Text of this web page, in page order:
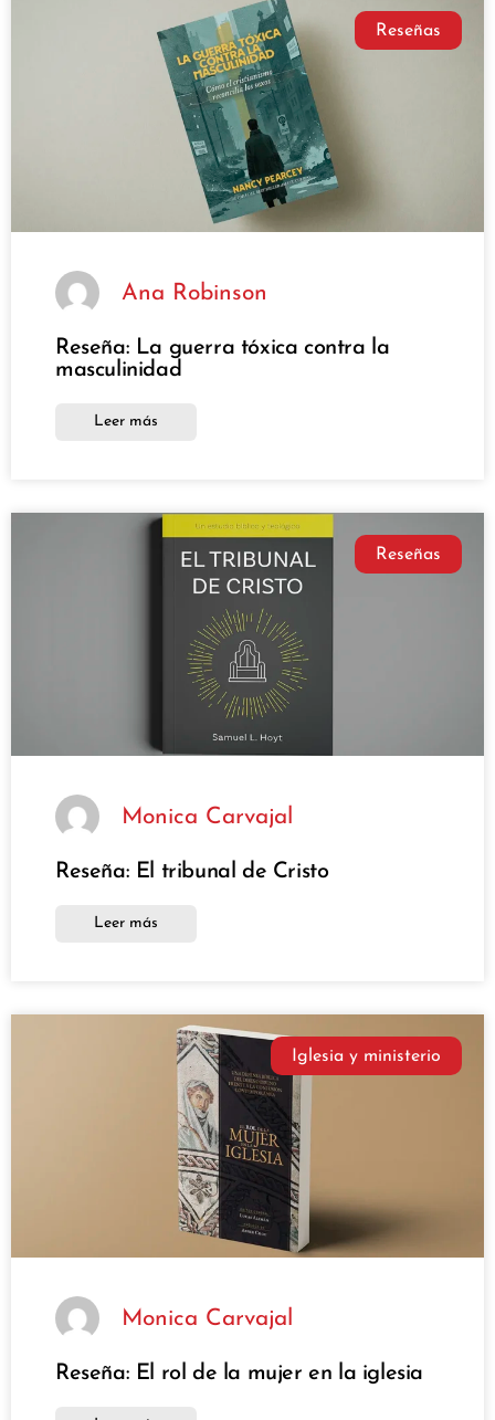
Reseñas
Ana Robinson
Reseña: La guerra tóxica contra la
masculinidad
Leer más
Reseñas
Monica Carvajal
Reseña: El tribunal de Cristo
Leer más
Iglesia y ministerio
Monica Carvajal
Reseña: El rol de la mujer en la iglesia